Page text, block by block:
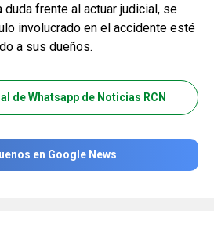
duda frente al actuar judicial, se
involucrado en el accidente esté
a sus dueños.
de Whatsapp de Noticias RCN
en Google News